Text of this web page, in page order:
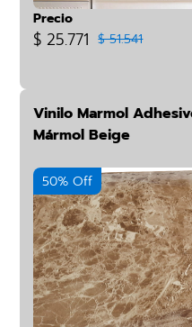
Precio
$ 25.771 $ 51.541
Vinilo Marmol
Mármol Beige
50% Off